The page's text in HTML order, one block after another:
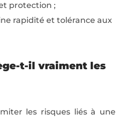
protection ;
rapidité et tolérance aux
t-il vraiment les
les risques liés à une